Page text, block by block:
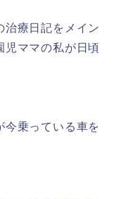
治療日記をメイン
児ママの私が日頃
今乗っている車を